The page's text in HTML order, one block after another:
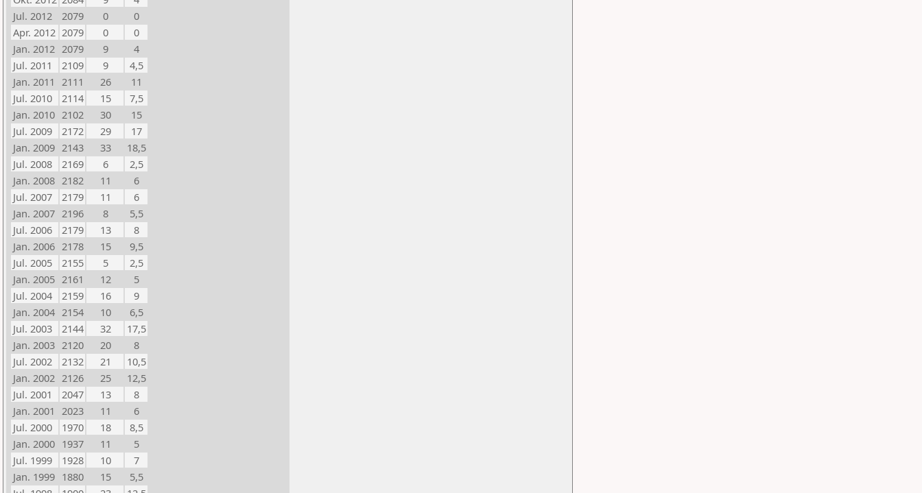
Jul. 2012
2079 0
0
Apr. 2012 2079 0
0
Jan. 2012 2079 9
4
Jul. 2011
2109 9
4,5
Jan. 2011 2111 26
11
Jul. 2010
2114 15
7,5
Jan. 2010 2102 30
15
Jul. 2009
2172 29
17
Jan. 2009 2143 33
18,5
Jul. 2008
2169 6
2,5
Jan. 2008 2182 11
6
Jul. 2007
2179 11
6
Jan. 2007 2196 8
5,5
Jul. 2006
2179 13
8
Jan. 2006 2178 15
9,5
Jul. 2005
2155 5
2,5
Jan. 2005 2161 12
5
Jul. 2004
2159 16
9
Jan. 2004 2154 10
6,5
Jul. 2003
2144 32
17,5
Jan. 2003 2120 20
8
Jul. 2002
2132 21
10,5
Jan. 2002 2126 25
12,5
Jul. 2001
2047 13
8
Jan. 2001 2023 11
6
Jul. 2000
1970 18
8,5
Jan. 2000 1937 11
5
Jul. 1999
1928 10
7
Jan. 1999 1880 15
5,5